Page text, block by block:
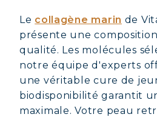
Le collagène marin de
présente une
qualité. Les molécules
notre équipe d'experts
une véritable cure de
biodisponibilité garantit
maximale. Votre peau